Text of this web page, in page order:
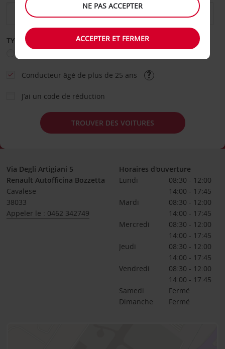
TYPE DE LOCATION
Conducteur âgé de plus de 25 ans
J’ai un code de réduction
TROUVER DES VOITURES
Via Degli Artigiani 5
Renault Autofficina Bozzetta
Cavalese
38033
Appeler le : 0462 342749
Horaires d'ouverture
Lundi
08:30 - 12:00
14:00 - 17:45
Mardi
08:30 - 12:00
14:00 - 17:45
Mercredi
08:30 - 12:00
14:00 - 17:45
Jeudi
08:30 - 12:00
14:00 - 17:45
Vendredi
08:30 - 12:00
14:00 - 17:45
Samedi
Fermé
Dimanche
Fermé
NE PAS ACCEPTER
ACCEPTER ET FERMER